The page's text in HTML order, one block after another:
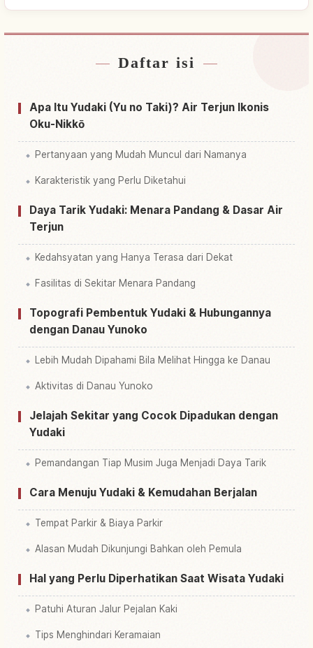
Cari penginapan dekat Air Terjun Yutaki,
Cari aktivitas di Air Terjun Yutaki, Yumoto
Daftar isi
Apa Itu Yudaki (Yu no Taki)? Air Terjun Ikonis
Oku-Nikkō
Pertanyaan yang Mudah Muncul dari Namanya
Karakteristik yang Perlu Diketahui
Daya Tarik Yudaki: Menara Pandang & Dasar Air
Terjun
Kedahsyatan yang Hanya Terasa dari Dekat
Fasilitas di Sekitar Menara Pandang
Topografi Pembentuk Yudaki & Hubungannya
dengan Danau Yunoko
Lebih Mudah Dipahami Bila Melihat Hingga ke Danau
Aktivitas di Danau Yunoko
Jelajah Sekitar yang Cocok Dipadukan dengan
Yudaki
Pemandangan Tiap Musim Juga Menjadi Daya Tarik
Cara Menuju Yudaki & Kemudahan Berjalan
Tempat Parkir & Biaya Parkir
Alasan Mudah Dikunjungi Bahkan oleh Pemula
Hal yang Perlu Diperhatikan Saat Wisata Yudaki
Patuhi Aturan Jalur Pejalan Kaki
Tips Menghindari Keramaian